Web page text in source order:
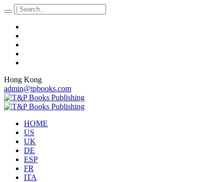
Hong Kong
admin@tpbooks.com
HOME
US
UK
DE
ESP
FR
ITA